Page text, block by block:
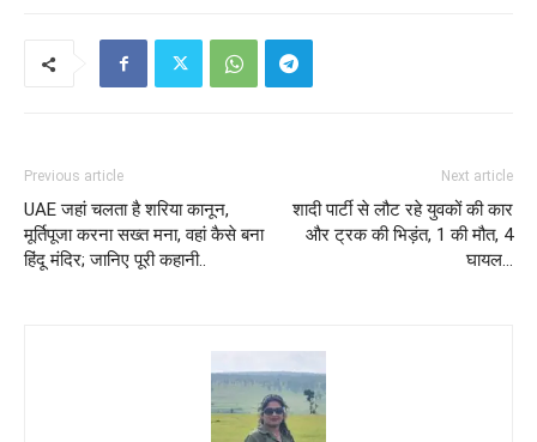
Previous article
UAE जहां चलता है शरिया कानून,
मूर्तिपूजा करना सख्त मना, वहां कैसे बना
हिंदू मंदिर; जानिए पूरी कहानी..
Next article
शादी पार्टी से लौट रहे युवकों की कार
और ट्रक की भिड़ंत, 1 की मौत, 4
घायल…